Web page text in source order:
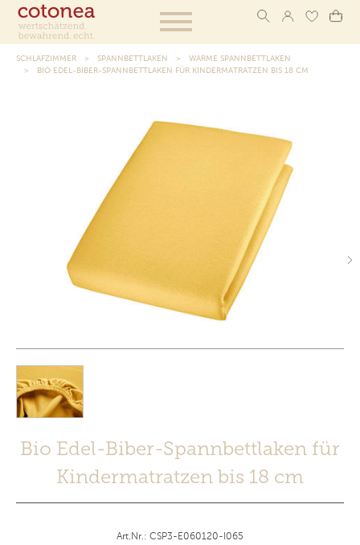
SCHLAFZIMMER SPANNBETTLAKEN
WARME SPANNBETTLAKEN
BIO EDEL-BIBER-SPANNBETTLAKEN FÜR KINDERMATRATZEN BIS 18 CM
Bio Edel-Biber-Spannbettlaken für
Kindermatratzen bis 18 cm
Art.Nr.: CSP3-E060120-I065